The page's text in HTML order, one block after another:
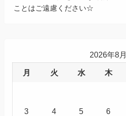
ことはご遠慮ください☆
2026年8月
月 火 水 木
3 4 5 6